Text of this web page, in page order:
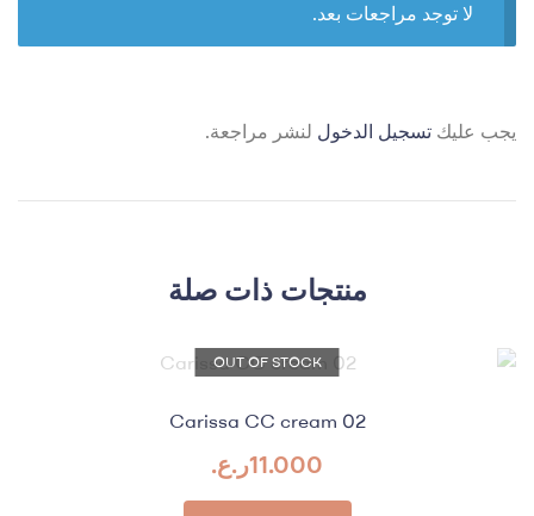
لا توجد مراجعات بعد.
يجب عليك تسجيل الدخول لنشر مراجعة.
منتجات ذات صلة
OUT OF STOCK
Carissa CC cream 02
11.000ر.ع.